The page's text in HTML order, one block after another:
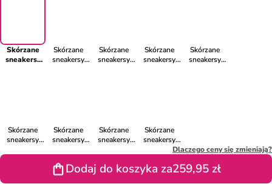
Skórzane
sneakersy
Skórzane
sneakersy
Skórzane
sneakersy
Skórzane
sneakersy
Skórzane
sneakersy
Skórzane
sneakersy
Skórzane
sneakersy
kolorze
beżowym
Skórzane
sneakersy
kolorze
Skórzane
sneakersy
"Campus
kolorze
Dlaczego ceny się zmieniają?
Dodaj do koszyka za259,95 zł